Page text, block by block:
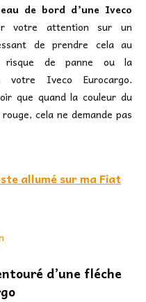
de bord d’une Iveco
votre attention sur un
de prendre cela au
risque de panne ou la
Iveco Eurocargo.
que quand la couleur du
cela ne demande pas
allumé sur ma Fiat
d’une fléche